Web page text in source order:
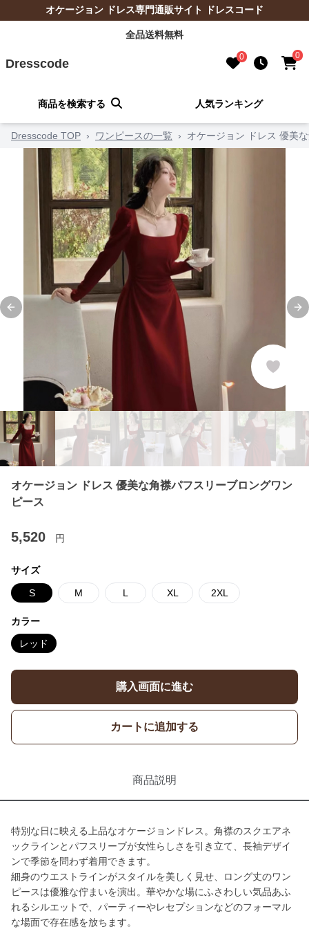
オケージョン ドレス専門通販サイト ドレスコード
全品送料無料
Dresscode 0 0
商品を検索する 人気ランキング
Dresscode TOP › ワンピースの一覧 › オケージョン ドレス 優美
Previous slide
オケージョン ドレス 優美な角襟パフスリーブロングワン
ピース
5,520 円
サイズ
S M L XL 2XL
カラー
レッド
購入画面に進む
カートに追加する
商品説明
特別な日に映える上品なオケージョンドレス。角襟のスクエアネ
ックラインとパフスリーブが女性らしさを引き立て、長袖デザイ
ンで季節を問わず着用できます。
細身のウエストラインがスタイルを美しく見せ、ロング丈のワン
ピースは優雅な佇まいを演出。華やかな場にふさわしい気品あふ
れるシルエットで、パーティーやレセプションなどのフォーマル
な場面で存在感を放ちます。